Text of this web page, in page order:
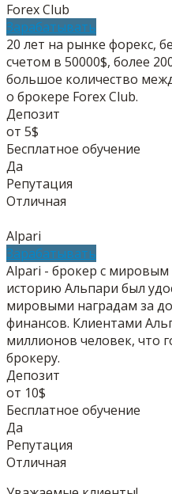
Forex Club
Зарабатывать
20 лет на рынке форекс,
счетом в 50000$, более
большое количество
о брокере Forex Club.
Депозит
от 5$
Бесплатное обучение
Да
Репутация
Отличная
Alpari
Зарабатывать
Alpari - брокер с
историю Альпари был
мировыми наградам за
финансов. Клиентами
миллионов человек, что
брокеру.
Депозит
от 10$
Бесплатное обучение
Да
Репутация
Отличная